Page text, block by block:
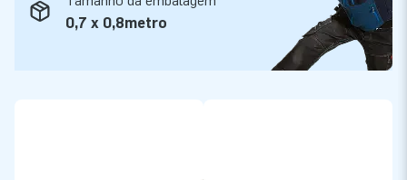
JB é uma empresa com mais de 15 anos de experiência. A
nossa equipa oferece-lhe atracções e castelos insufláveis
únicos. Os nossos clientes confiam no nosso serviço
profissional e de entrega. Chamam-nos Criadores de
0,7 x 0,8metro